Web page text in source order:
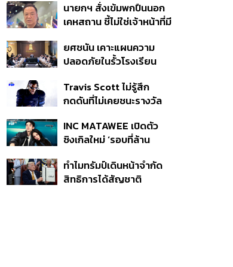
หายไทยไม่อาจลบด้วย
ข้อมูลบิดเบือน
นายกฯ สั่งเข้มพกปืนนอก
เคหสถาน ชี้ไม่ใช่เจ้าหน้าที่มี
ก่อเหตุ เจ้าของร่วมรับผิด
ยศชนัน เคาะแผนความ
ปลอดภัยในรั้วโรงเรียน
ดูแล-คุมเข้มคัดกรองสิ่ง
ผิดกฎหมาย
Travis Scott ไม่รู้สึก
กดดันที่ไม่เคยชนะรางวัล
แล้ว 10 ครั้ง
INC MATAWEE เปิดตัว
ซิงเกิลใหม่ ‘รอบที่ล้าน
มาแสดงในมิวสิกวิดีโอ
ทำไมทรัมป์เดินหน้าจำกัด
สิทธิการได้สัญชาติ